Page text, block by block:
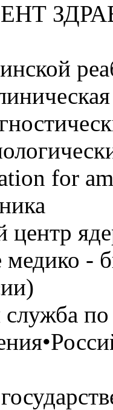
for
центр
-